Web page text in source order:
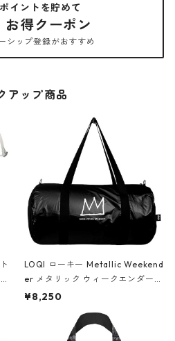
イントを貯めて
お得クーポン
シップ登録がおすすめ
アップ商品
ピ
LOQI ローキー Metallic Weekend
er メタリック ウィークエンダー
ボストンバッグ ショルダーバッグ
Black ジャン=ミッシェル・バスキ
ア/クラウン ブラック
¥8,250